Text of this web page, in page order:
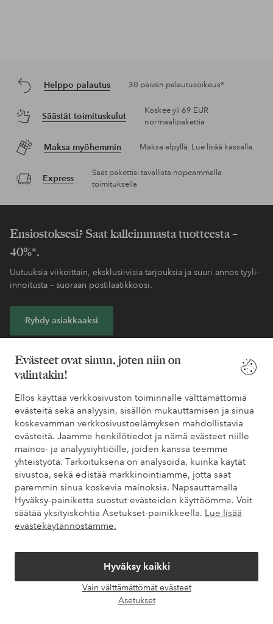
Evästeet ovat sinun, joten niin on
valintakin!
Ellos käyttää verkkosivuston toiminnalle välttämättömiä
evästeitä sekä analyysin, sisällön mukauttamisen ja sinua
koskevamman verkkosivustoelämyksen mahdollistavia
evästeitä. Jaamme henkilötiedot ja nämä evästeet niille
mainos- ja analyysiyhtiöille, joiden kanssa teemme
yhteistyötä. Tarkoituksena on analysoida, kuinka käytät
sivustoa, sekä edistää markkinointiamme, jotta saat
paremmin sinua koskevia mainoksia. Napsauttamalla
Hyväksy-painiketta suostut evästeiden käyttöömme. Voit
säätää yksityiskohtia Asetukset-painikkeella. Lue lisää
evästekäytännöstämme.
Hyväksy kaikki
Vain välttämättömät evästeet
Asetukset
Helppo palautus 30 päivän palautusoikeus*
Säästät toimituskulut
Koskee yli 69 EUR
normaalipakettia
Maksa myöhemmin Maksa elpyllä. Lue lisää kassalla.
Express
Saat pakettisi tavallista nopeammalla
toimituksella
Ensiostoksesi? Saat kalleimmasta tuotteesta –
40%*.
Uutuuksia viikoittain, eksklusiivisia tarjouksia ja suuri annos tyyli-
innoitusta – suoraan postilaatikkoosi.
Ryhdy asiakkaaksi
Tarvitsetko apua?
Löydät vastaukset useimmin kysyttyihin kysymyksiin usein
kysytyistä kysymyksistä. Löydät myös tietoa siitä, miten voit ottaa
meihin yhteyttä.
Asiakaspalvelu Tilaukset Maksutavat
Omat sivut
Tietoa Elloksesta